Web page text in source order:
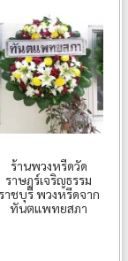
ร้านพวงหรีดวัด
ราษฎร์เจริญธรรม
ราชบุรี พวงหรีดจาก
ทันตแพทยสภา